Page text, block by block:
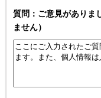
質問：ご意見がありま
ません）